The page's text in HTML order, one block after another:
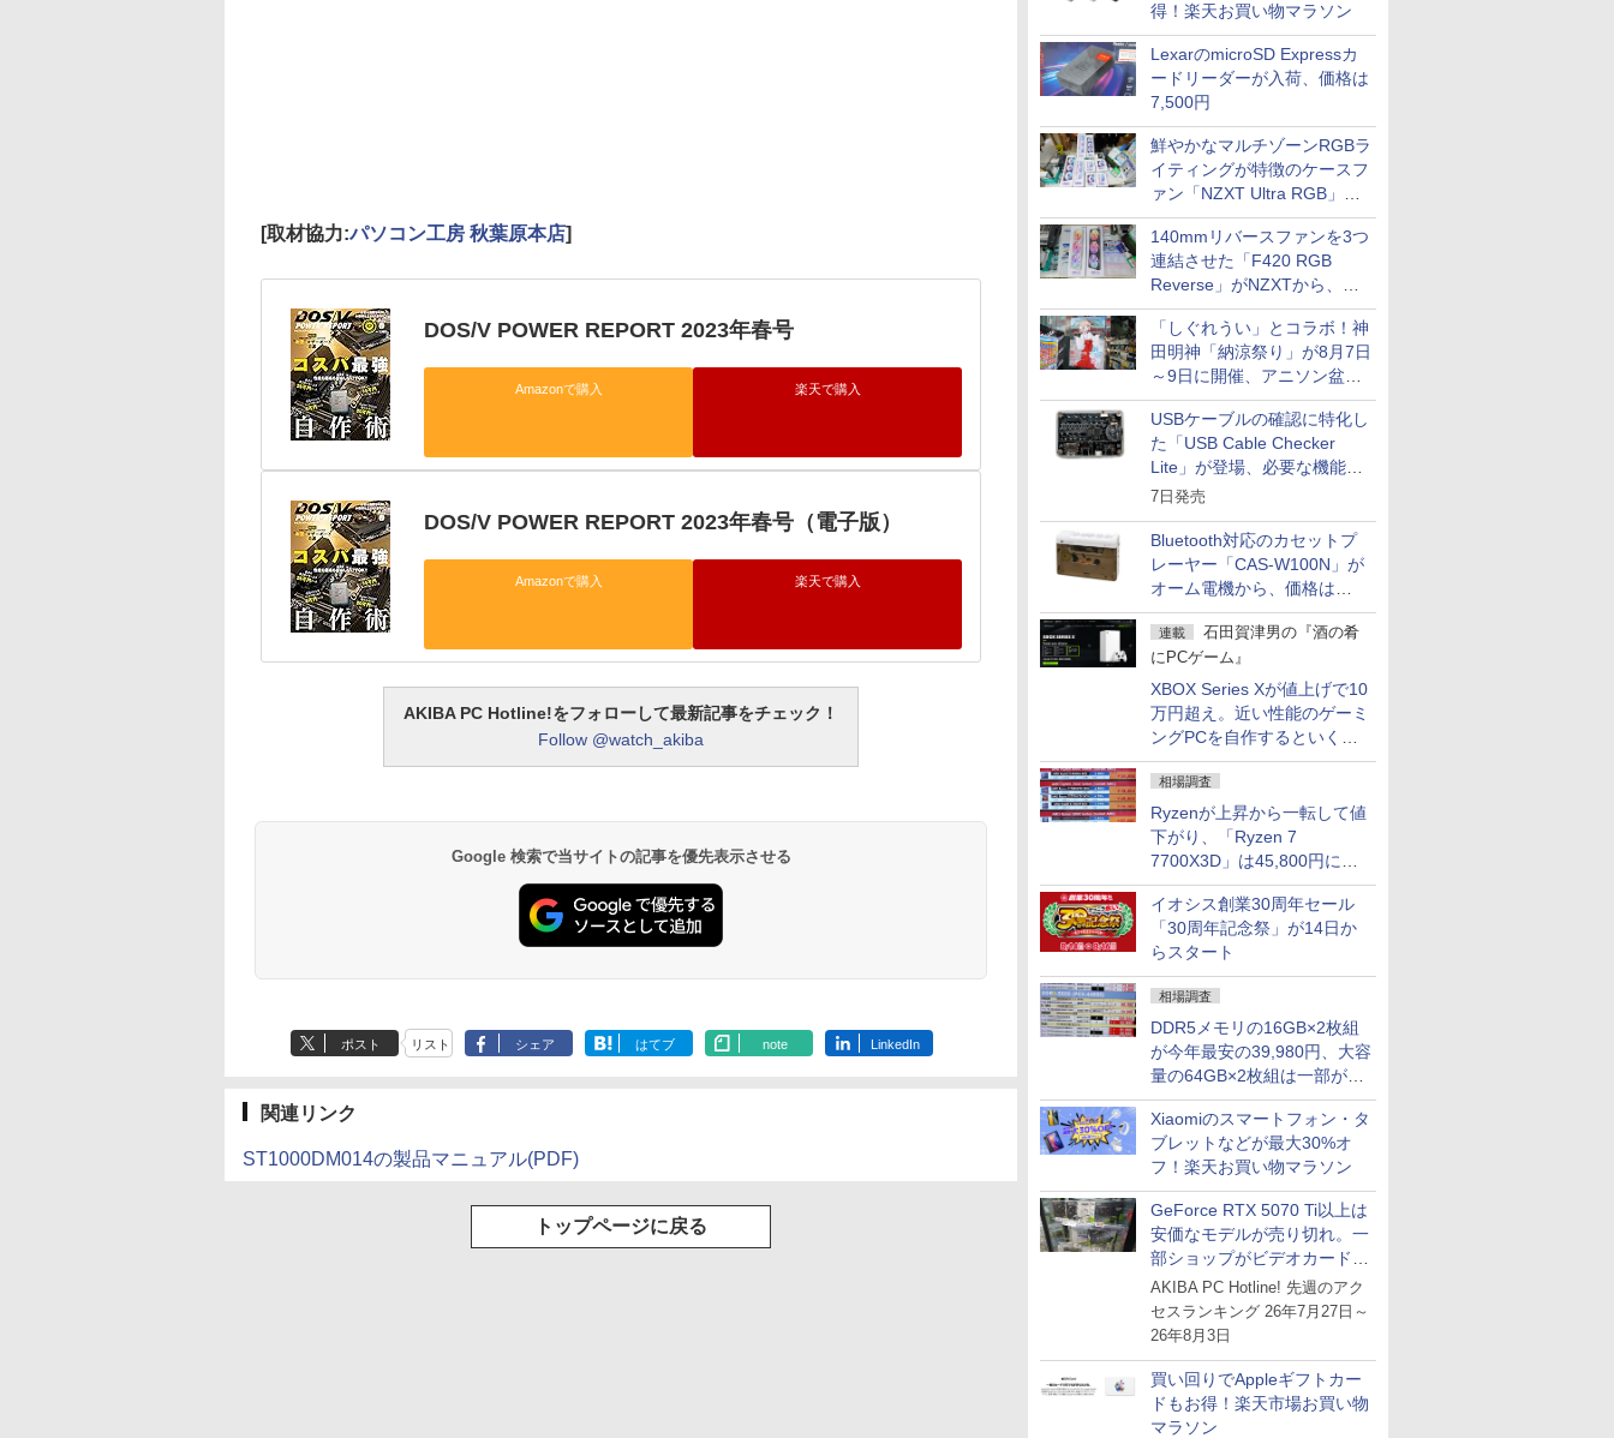
得！楽天お買い物マラソン
LexarのmicroSD Expressカ
ードリーダーが入荷、価格は
7,500円
鮮やかなマルチゾーンRGBラ
イティングが特徴のケースフ
ァン「NZXT Ultra RGB」が
発売、計8製品
140mmリバースファンを3つ
連結させた「F420 RGB
Reverse」がNZXTから、単
一フレーム採用
「しぐれうい」とコラボ！神
田明神「納涼祭り」が8月7日
～9日に開催、アニソン盆踊
りや屋台グルメなどもあり
USBケーブルの確認に特化し
た「USB Cable Checker
Lite」が登場、必要な機能を
凝縮しコンパクトに
7日発売
Bluetooth対応のカセットプ
レーヤー「CAS-W100N」が
オーム電機から、価格は
5,940円
連載
石田賀津男の『酒の肴
にPCゲーム』
XBOX Series Xが値上げで10
万円超え。近い性能のゲーミ
ングPCを自作するといくら
になる？
相場調査
Ryzenが上昇から一転して値
下がり、「Ryzen 7
7700X3D」は45,800円に急
落し「Ryzen 7 7800X3D」
との価格逆転解消 [8月前半の
CPU価格]
イオシス創業30周年セール
「30周年記念祭」が14日か
らスタート
相場調査
DDR5メモリの16GB×2枚組
が今年最安の39,980円、大容
量の64GB×2枚組は一部が続
騰 [8月前半のメモリ価格]
Xiaomiのスマートフォン・タ
ブレットなどが最大30%オ
フ！楽天お買い物マラソン
GeForce RTX 5070 Ti以上は
安価なモデルが売り切れ。一
部ショップがビデオカードの
購入制限を実施したニュース
が注目を集める
AKIBA PC Hotline! 先週のアク
セスランキング 26年7月27日～
26年8月3日
買い回りでAppleギフトカー
ドもお得！楽天市場お買い物
マラソン
[取材協力:パソコン工房 秋葉原本店]
DOS/V POWER REPORT 2023年春号
Amazonで購入 楽天で購入
DOS/V POWER REPORT 2023年春号（電子版）
Amazonで購入 楽天で購入
AKIBA PC Hotline!をフォローして最新記事をチェック！
Follow @watch_akiba
Google 検索で当サイトの記事を優先表示させる
ポスト リスト シェア はてブ note LinkedIn
関連リンク
ST1000DM014の製品マニュアル(PDF)
トップページに戻る